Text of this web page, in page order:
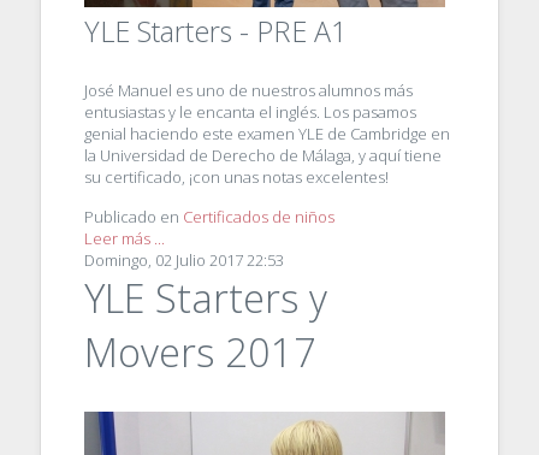
YLE Starters - PRE A1
José Manuel es uno de nuestros alumnos más
entusiastas y le encanta el inglés. Los pasamos
genial haciendo este examen YLE de Cambridge en
la Universidad de Derecho de Málaga, y aquí tiene
su certificado, ¡con unas notas excelentes!
Publicado en Certificados de niños
Leer más ...
Domingo, 02 Julio 2017 22:53
YLE Starters y
Movers 2017